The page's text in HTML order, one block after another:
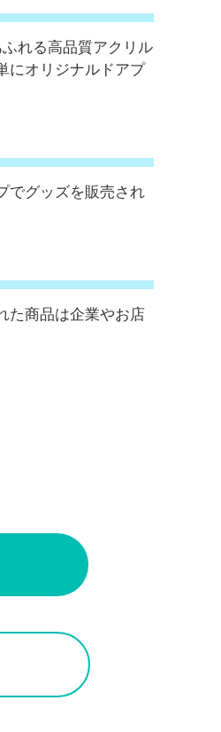
れる高品質アクリル
にオリジナルドアプ
でグッズを販売され
た商品は企業やお店